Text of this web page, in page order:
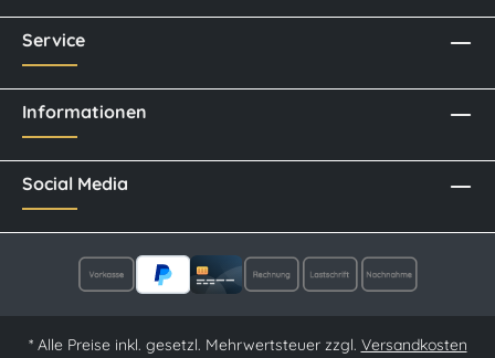
Social Media
Service
Informationen
* Alle Preise inkl. gesetzl. Mehrwertsteuer zzgl. Versandkosten